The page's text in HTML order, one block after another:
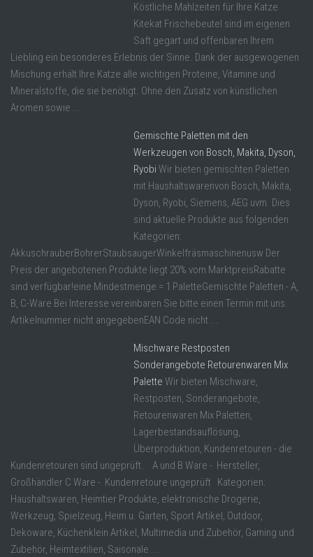
Köstliche Mahlzeiten für Ihre Katze
Kitekat Frischebeutel sind im eigenen
Saft gegart und offenbaren Ihrem
Liebling ein besonderes Erlebnis der Sinne. Dank der ausgewogenen
Mischung erhält Ihre Katze alle wichtigen Proteine, Vitamine und
Mineralstoffe, die sie benötigt. Ohne den Zusatz von künstlichen
Aromen sowie ...
Gemischte Paletten mit den
Werkzeugen von Bosch, Makita, Dyson,
Ryobi Wir bieten gemischten Paletten
mit Haushaltswarenvon Bosch, Makita,
Dyson, Ryobi, Siemens, AEG uvm. Dies
sind aktuelle Produkte aus folgenden
Kategorien:
AkkuschrauberBohrerStaubsaugerWinkelfräsmaschinenusw Der
Preis der angebotenen Produkte liegt 20% vom MarktpreisRabatte
sind verfügbar!eine Mindestmenge = 1 PaletteGemischte Paletten - A,
B, C-Ware Bei Interesse vereinbaren Sie bitte einen Termin mit uns.
Artikelnummer nicht angegebenEAN Code nicht ...
Mischware Restposten
Sonderangebote Retourenwaren Mix
Palette Wir bieten Mischware,
Restposten, Sonderangebote,
Retourenwaren Mix Paletten,
Lagerbestandsauflösung,
Überproduktion, Kundenretouren - die
Kundenretouren sind ungeprüft. A und B Ware - Hersteller,
Großhändler C Ware - Kundenretoure ungeprüft Kategorien:
Haushaltswaren, Heimtier Produkte, elektronische Drogerie,
Werkzeug, Spielzeug, Heim u. Garten, Sport Artikel, Outdoor,
Dekoware, Küchenklein Artikel, Multimedia und Zubehör, Gaming und
Zubehör, Heimtextilien, Saisonale ...